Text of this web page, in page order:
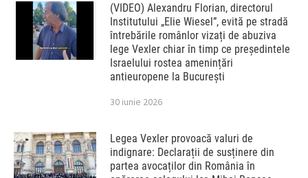
(VIDEO) Alexandru Florian, directorul
Institutului „Elie Wiesel”, evită pe stradă
întrebările românlor vizați de abuziva
lege Vexler chiar în timp ce președintele
Israelului rostea amenințări
antieuropene la București
30 iunie 2026
Legea Vexler provoacă valuri de
indignare: Declarații de susținere din
partea avocaților din România în